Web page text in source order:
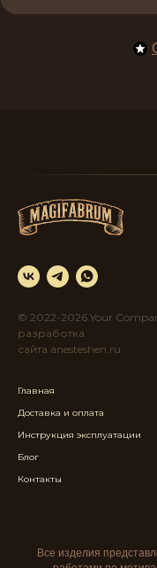
© 2022-2026 Your
разработка
сайта anesteshen.ru
Главная
Доставка и оплата
Инструкция эксплуатации
Блог
Контакты
Все изделия